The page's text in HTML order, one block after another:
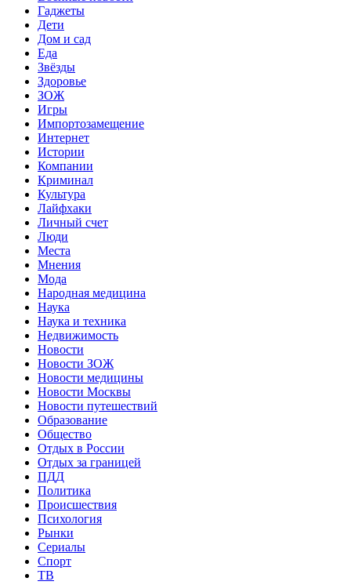
Гаджеты
Дети
Дом и сад
Еда
Звёзды
Здоровье
ЗОЖ
Игры
Импортозамещение
Интернет
Истории
Компании
Криминал
Культура
Лайфхаки
Личный счет
Люди
Места
Мнения
Мода
Народная медицина
Наука
Наука и техника
Недвижимость
Новости
Новости ЗОЖ
Новости медицины
Новости Москвы
Новости путешествий
Образование
Общество
Отдых в России
Отдых за границей
ПДД
Политика
Происшествия
Психология
Рынки
Сериалы
Спорт
ТВ